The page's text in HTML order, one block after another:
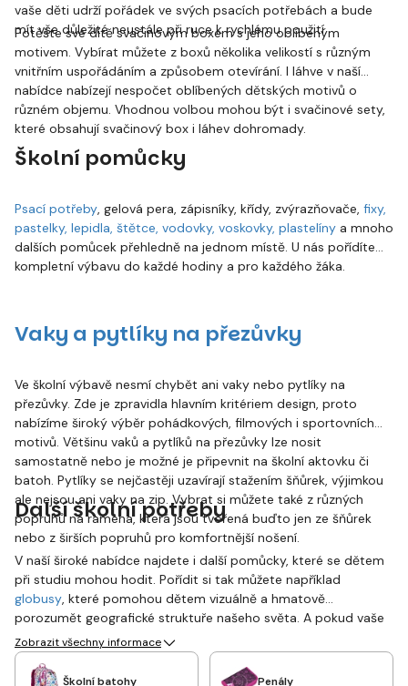
vaše děti udrží pořádek ve svých psacích potřebách a bude
mít vše důležité neustále při ruce k rychlému použití.
Potěšte své dítě svačinovým boxem s jeho oblíbeným
motivem. Vybírat můžete z boxů několika velikostí s různým
vnitřním uspořádáním a způsobem otevírání. I láhve v naší
nabídce nabízejí nespočet oblíbených dětských motivů o
různém objemu. Vhodnou volbou mohou být i svačinové sety,
které obsahují svačinový box i láhev dohromady.
Školní pomůcky
Psací potřeby, gelová pera, zápisníky, křídy, zvýrazňovače, fixy,
pastelky, lepidla, štětce, vodovky, voskovky, plastelíny a mnoho
dalších pomůcek přehledně na jednom místě. U nás pořídíte
kompletní výbavu do každé hodiny a pro každého žáka.
Vaky a pytlíky na přezůvky
Ve školní výbavě nesmí chybět ani vaky nebo pytlíky na
přezůvky. Zde je zpravidla hlavním kritériem design, proto
nabízíme široký výběr pohádkových, filmových i sportovních
motivů. Většinu vaků a pytlíků na přezůvky lze nosit
samostatně nebo je možné je připevnit na školní aktovku či
batoh. Pytlíky se nejčastěji uzavírají stažením šňůrek, výjimkou
ale nejsou ani vaky na zip. Vybrat si můžete také z různých
popruhů na ramena, která jsou tvořená buďto jen ze šňůrek
nebo z širších popruhů pro komfortnější nošení.
Další školní potřeby
V naší široké nabídce najdete i další pomůcky, které se dětem
při studiu mohou hodit. Pořídit si tak můžete například
globusy, které pomohou dětem vizuálně a hmatově
porozumět geografické struktuře našeho světa. A pokud vaše
dítě dostává kapesné na svačinu či autobus, jistě se mu bude
hoditdětská peněženkas jeho oblíbeným motivem.
Zobrazit všechny informace
Školní batohy Penály